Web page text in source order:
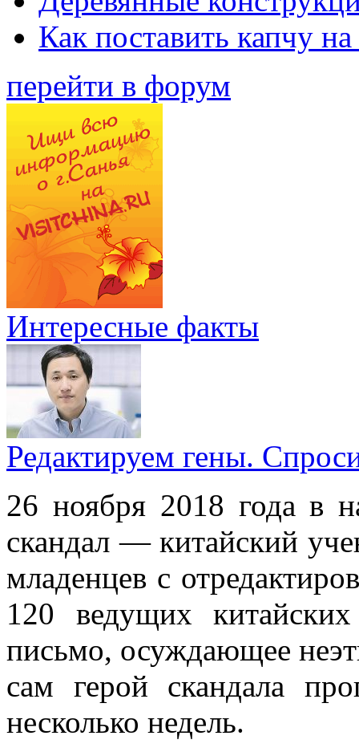
Как поставить капчу
перейти в форум
Интересные факты
Редактируем гены.
26 ноября 2018 года в
скандал — китайский
младенцев с
120 ведущих
письмо, осуждающее
сам герой скандала
несколько недель.